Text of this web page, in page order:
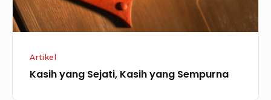
Artikel
Kasih yang Sejati, Kasih yang Sempurna